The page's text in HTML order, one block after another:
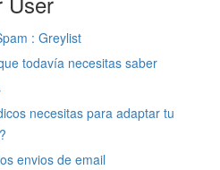
: Greylist
todavía necesitas saber
necesitas para adaptar tu
envios de email